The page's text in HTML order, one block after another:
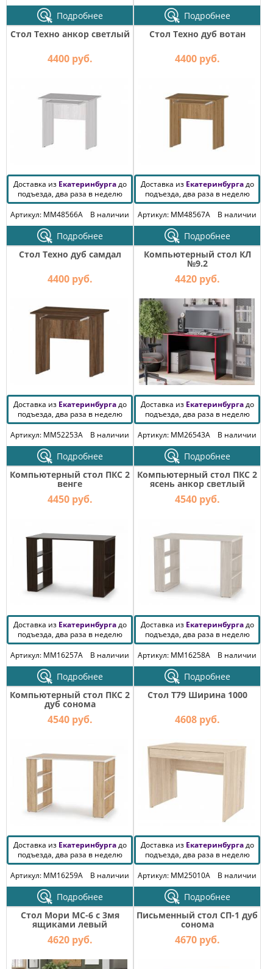
Подробнее
Подробнее
Стол Техно анкор светлый
4400 руб.
Доставка из Екатеринбургадо
подъезда, два раза в неделю
Артикул: MM48566A
В наличии
Подробнее
Стол Техно дуб вотан
4400 руб.
Доставка из Екатеринбургадо
подъезда, два раза в неделю
Артикул: MM48567A
В наличии
Подробнее
Стол Техно дуб самдал
4400 руб.
Доставка из Екатеринбургадо
подъезда, два раза в неделю
Артикул: MM52253A
В наличии
Подробнее
Компьютерный стол КЛ
№9.2
4420 руб.
Доставка из Екатеринбургадо
подъезда, два раза в неделю
Артикул: MM26543A
В наличии
Подробнее
Компьютерный стол ПКС 2
венге
4450 руб.
Доставка из Екатеринбургадо
подъезда, два раза в неделю
Артикул: MM16257A
В наличии
Подробнее
Компьютерный стол ПКС 2
ясень анкор светлый
4540 руб.
Доставка из Екатеринбургадо
подъезда, два раза в неделю
Артикул: MM16258A
В наличии
Подробнее
Компьютерный стол ПКС 2
дуб сонома
4540 руб.
Доставка из Екатеринбургадо
подъезда, два раза в неделю
Артикул: MM16259A
В наличии
Подробнее
Стол T79 Ширина 1000
4608 руб.
Доставка из Екатеринбургадо
подъезда, два раза в неделю
Артикул: MM25010A
В наличии
Подробнее
Стол Мори МС-6 с 3мя
ящиками левый
4620 руб.
Письменный стол СП-1 дуб
сонома
4670 руб.